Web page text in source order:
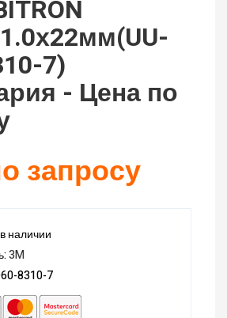
7)
- Цена по
запросу
наличии
3M
8310-7